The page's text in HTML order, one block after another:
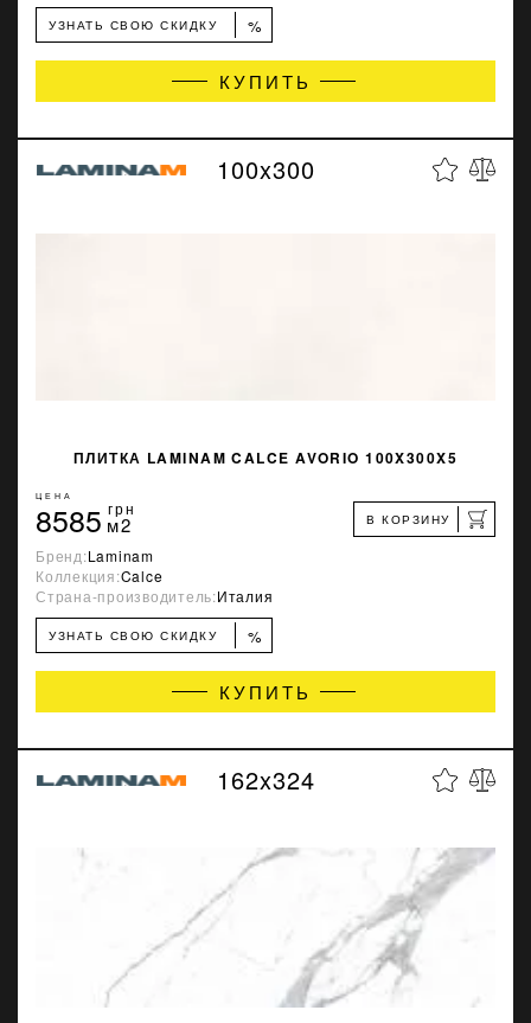
УЗНАТЬ СВОЮ СКИДКУ %
КУПИТЬ
100x300
ПЛИТКА LAMINAM CALCE AVORIO 100X300X5
ЦЕНА
8585 грн
м2 В КОРЗИНУ
Бренд:Laminam
Коллекция:Calce
Страна-производитель:Италия
УЗНАТЬ СВОЮ СКИДКУ %
КУПИТЬ
162x324